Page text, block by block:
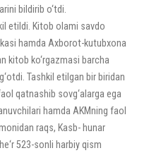
bildirib o‘tdi.
etildi. Kitob olami savdo
hamda Axborot-kutubxona
kitob ko‘rgazmasi barcha
Tashkil etilgan bir biridan
qatnashib sovg‘alarga ega
hamda AKMning faol
raqs, Kasb- hunar
523-sonli harbiy qism